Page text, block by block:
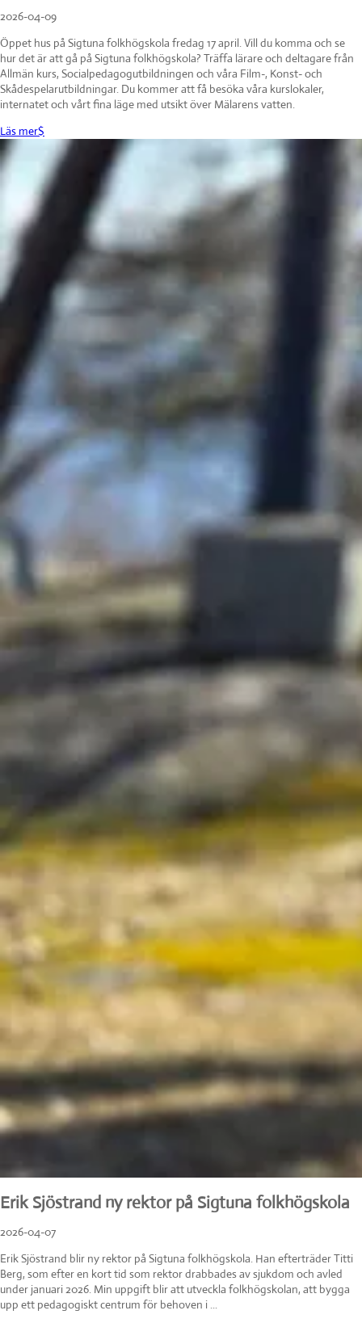
2026-04-09
Öppet hus på Sigtuna folkhögskola fredag 17 april. Vill du komma och se
hur det är att gå på Sigtuna folkhögskola? Träffa lärare och deltagare från
Allmän kurs, Socialpedagogutbildningen och våra Film-, Konst- och
Skådespelarutbildningar. Du kommer att få besöka våra kurslokaler,
internatet och vårt fina läge med utsikt över Mälarens vatten.
Läs mer$
Erik Sjöstrand ny rektor på Sigtuna folkhögskola
2026-04-07
Erik Sjöstrand blir ny rektor på Sigtuna folkhögskola. Han efterträder Titti
Berg, som efter en kort tid som rektor drabbades av sjukdom och avled
under januari 2026. Min uppgift blir att utveckla folkhögskolan, att bygga
upp ett pedagogiskt centrum för behoven i ...